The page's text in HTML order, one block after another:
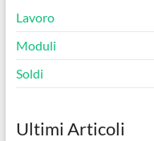
Lavoro
Moduli
Soldi
Ultimi Articoli